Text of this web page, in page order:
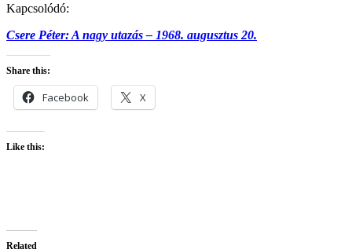
Kapcsolódó:
Csere Péter: A nagy utazás – 1968. augusztus 20.
Share this:
Facebook X
Like this:
Related